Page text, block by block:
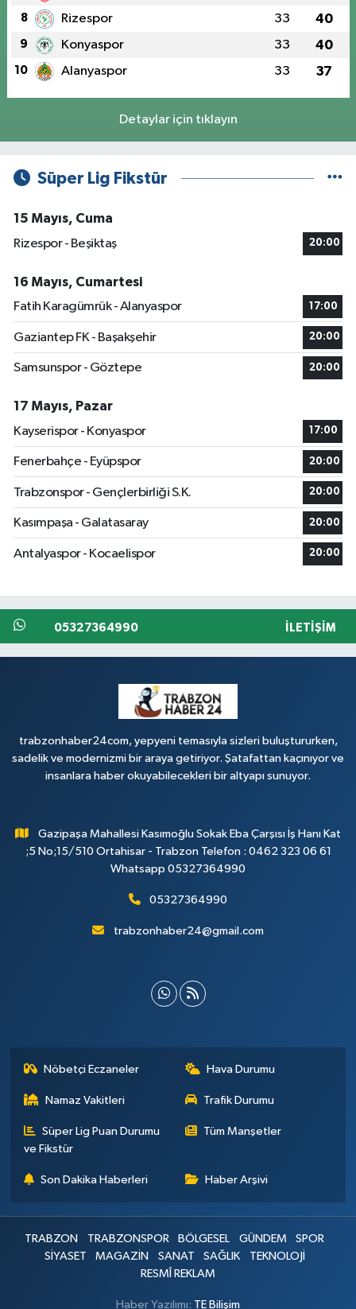
8 Rizespor 33 40
9 Konyaspor 33 40
10 Alanyaspor 33 37
Detaylar için tıklayın
Süper Lig Fikstür
15 Mayıs, Cuma
Rizespor - Beşiktaş
20:00
16 Mayıs, Cumartesi
Fatih Karagümrük - Alanyaspor
17:00
Gaziantep FK - Başakşehir 20:00
Samsunspor - Göztepe 20:00
17 Mayıs, Pazar
Kayserispor - Konyaspor
17:00
Fenerbahçe - Eyüpspor 20:00
Trabzonspor - Gençlerbirliği S.K. 20:00
Kasımpaşa - Galatasaray 20:00
Antalyaspor - Kocaelispor 20:00
05327364990 İLETIŞIM
trabzonhaber24com, yepyeni temasıyla sizleri buluştururken,
sadelik ve modernizmi bir araya getiriyor. Şatafattan kaçınıyor ve
insanlara haber okuyabilecekleri bir altyapı sunuyor.
Gazipaşa Mahallesi Kasımoğlu Sokak Eba Çarşısı İş Hanı Kat
;5 No;15/510 Ortahisar - Trabzon Telefon : 0462 323 06 61
Whatsapp 05327364990
05327364990
trabzonhaber24@gmail.com
Nöbetçi Eczaneler Hava Durumu
Namaz Vakitleri Trafik Durumu
Süper Lig Puan Durumu
ve Fikstür
Tüm Manşetler
Son Dakika Haberleri Haber Arşivi
TRABZON TRABZONSPOR BÖLGESEL GÜNDEM
SPOR
SİYASET
MAGAZİN SANAT SAĞLIK
TEKNOLOJİ
RESMÎ REKLAM
Haber Yazılımı: TE Bilişim